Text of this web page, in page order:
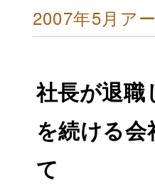
2007年5月ア
社長が退職
を続ける会
て